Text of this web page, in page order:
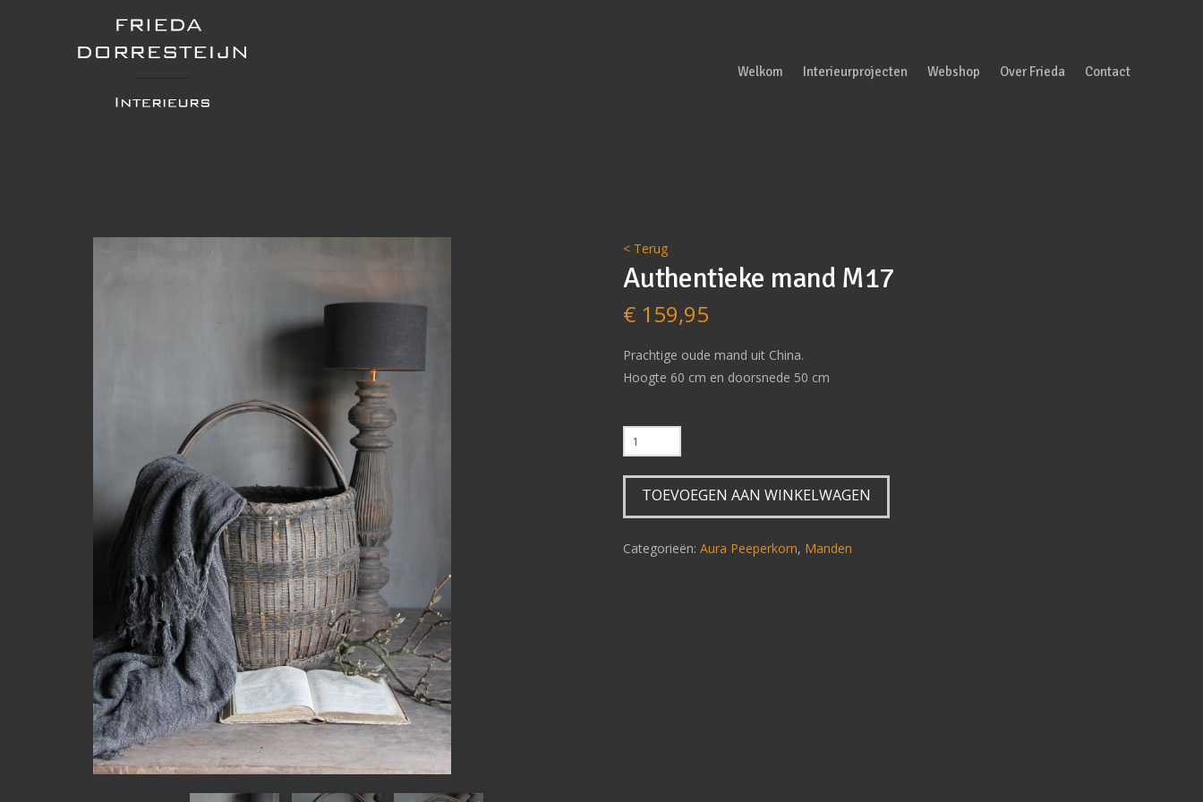
Welkom Interieurprojecten Webshop Over Frieda Contact
< Terug
Authentieke mand M17
€159,95
Prachtige oude mand uit China.
Hoogte 60 cm en doorsnede 50 cm
Authentieke
mand
M17
aantalTOEVOEGEN AAN WINKELWAGEN
Categorieën: Aura Peeperkorn, Manden